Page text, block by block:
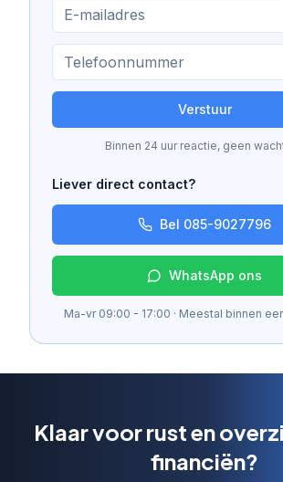
Verstuur
Binnen 24 uur reactie, geen
Liever direct contact?
Bel 085-9027796
WhatsApp ons
Ma-vr 09:00 - 17:00 · Meestal binnen
Klaar voor rust en
financiën?